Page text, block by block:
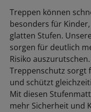
Treppen können
besonders für
glatten Stufen.
sorgen für deutlich
Risiko
Treppenschutz sorgt
und schützt
Mit diesen
mehr Sicherheit und